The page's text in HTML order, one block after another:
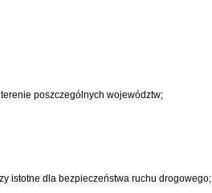
poszczególnych województw;
istotne dla bezpieczeństwa ruchu drogowego;